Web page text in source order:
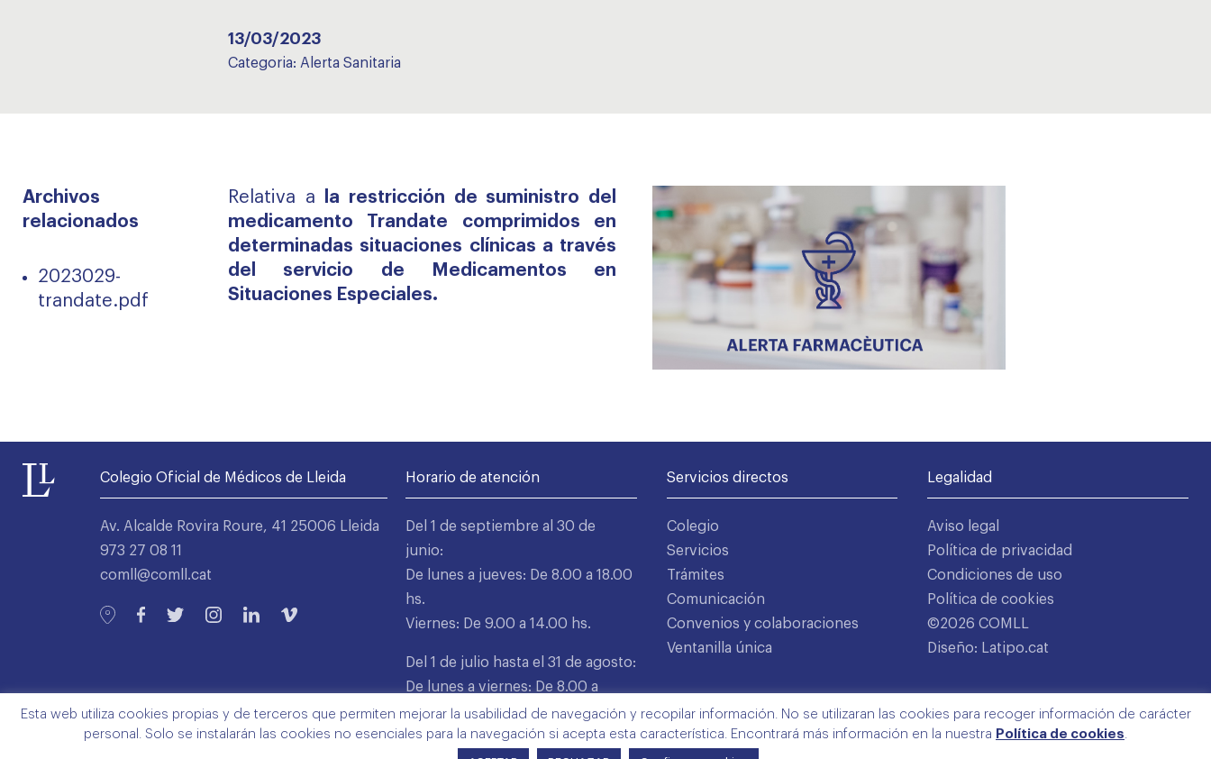
13/03/2023
Categoria: Alerta Sanitaria
Archivos
relacionados
2023029-
trandate.pdf
Relativa a
la restricción de suministro del
medicamento Trandate comprimidos en
determinadas situaciones clínicas a través
del servicio de Medicamentos en
Situaciones Especiales.
Colegio Oficial de Médicos de Lleida
Av. Alcalde Rovira Roure, 41 25006 Lleida
973 27 08 11
comll@comll.cat
Horario de atención
Del 1 de septiembre al 30 de
junio:
De lunes a jueves: De 8.00 a 18.00
hs.
Viernes: De 9.00 a 14.00 hs.
Del 1 de julio hasta el 31 de agosto:
De lunes a viernes: De 8.00 a
15.00 hs.
Servicios directos
Colegio
Servicios
Trámites
Comunicación
Convenios y colaboraciones
Ventanilla única
Legalidad
Aviso legal
Política de privacidad
Condiciones de uso
Política de cookies
©2026 COMLL
Diseño: Latipo.cat
Esta web utiliza cookies propias y de terceros que permiten mejorar la usabilidad de navegación y recopilar información. No se utilizaran las cookies para recoger información de carácter
personal. Solo se instalarán las cookies no esenciales para la navegación si acepta esta característica. Encontrará más información en la nuestra Política de cookies.